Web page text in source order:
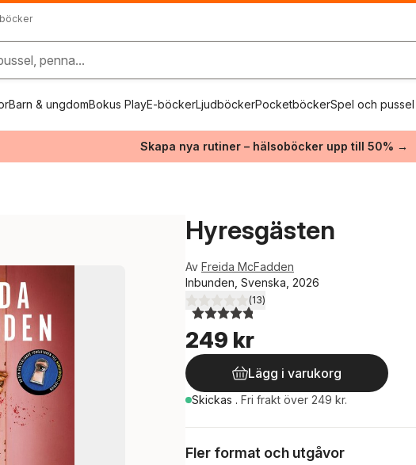
penna...
Barn & ungdomBokus PlayE-böckerLjudböckerPocketböckerSpel och pussel
Skapa nya rutiner – hälsoböcker upp till 50% →
Hyresgästen
Av Freida McFadden
Inbunden, Svenska, 2026
4,8utav 5 stjärnor. Totalt antal röster:
(13)
249 kr
Lägg i varukorg
Skickas . Fri frakt över 249 kr.
Fler format och utgåvor